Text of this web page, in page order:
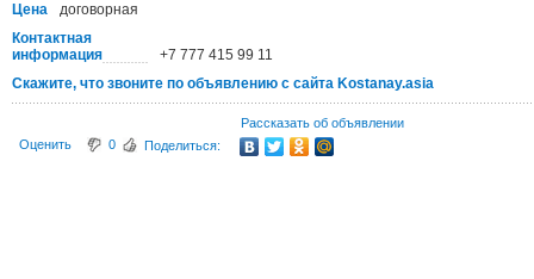
Цена
договорная
Контактная
информация
+7 777 415 99 11
Скажите, что звоните по объявлению с сайта Kostanay.asia
Рассказать об объявлении
Оценить
0 Поделиться: